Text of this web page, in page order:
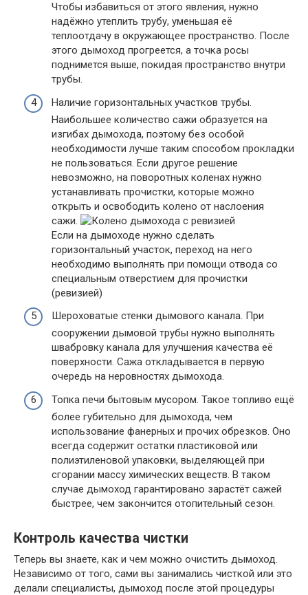
Чтобы избавиться от этого явления, нужно
надёжно утеплить трубу, уменьшая её
теплоотдачу в окружающее пространство. После
этого дымоход прогреется, а точка росы
поднимется выше, покидая пространство внутри
трубы.
Наличие горизонтальных участков трубы.
Наибольшее количество сажи образуется на
изгибах дымохода, поэтому без особой
необходимости лучше таким способом прокладки
не пользоваться. Если другое решение
невозможно, на поворотных коленах нужно
устанавливать прочистки, которые можно
открыть и освободить колено от наслоения
сажи.
Если на дымоходе нужно сделать
горизонтальный участок, переход на него
необходимо выполнять при помощи отвода со
специальным отверстием для прочистки
(ревизией)
Шероховатые стенки дымового канала. При
сооружении дымовой трубы нужно выполнять
швабровку канала для улучшения качества её
поверхности. Сажа откладывается в первую
очередь на неровностях дымохода.
Топка печи бытовым мусором. Такое топливо ещё
более губительно для дымохода, чем
использование фанерных и прочих обрезков. Оно
всегда содержит остатки пластиковой или
полиэтиленовой упаковки, выделяющей при
сгорании массу химических веществ. В таком
случае дымоход гарантировано зарастёт сажей
быстрее, чем закончится отопительный сезон.
Контроль качества чистки
Теперь вы знаете, как и чем можно очистить дымоход.
Независимо от того, сами вы занимались чисткой или это
делали специалисты, дымоход после этой процедуры